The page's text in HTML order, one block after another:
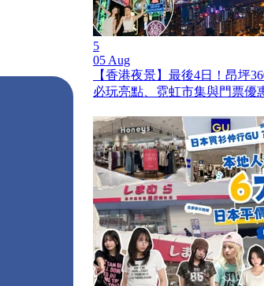
5
05 Aug
【香港夜景】最後4日！昂坪
必玩亮點、霓虹市集與門票優